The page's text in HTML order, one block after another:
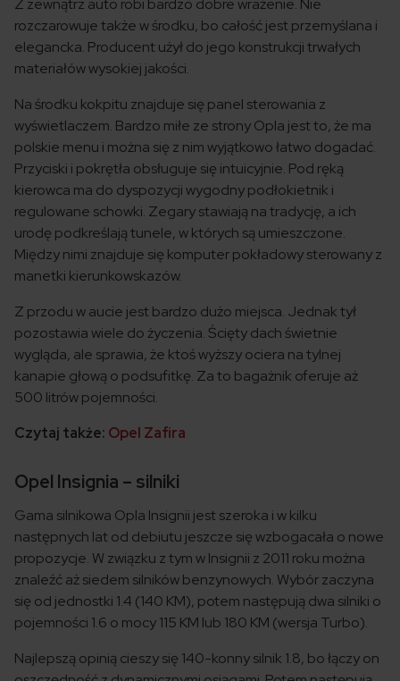
Z zewnątrz auto robi bardzo dobre wrażenie. Nie
rozczarowuje także w środku, bo całość jest przemyślana i
elegancka. Producent użył do jego konstrukcji trwałych
materiałów wysokiej jakości.
Na środku kokpitu znajduje się panel sterowania z
wyświetlaczem. Bardzo miłe ze strony Opla jest to, że ma
polskie menu i można się z nim wyjątkowo łatwo dogadać.
Przyciski i pokrętła obsługuje się intuicyjnie. Pod ręką
kierowca ma do dyspozycji wygodny podłokietnik i
regulowane schowki. Zegary stawiają na tradycję, a ich
urodę podkreślają tunele, w których są umieszczone.
Między nimi znajduje się komputer pokładowy sterowany z
manetki kierunkowskazów.
Z przodu w aucie jest bardzo dużo miejsca. Jednak tył
pozostawia wiele do życzenia. Ścięty dach świetnie
wygląda, ale sprawia, że ktoś wyższy ociera na tylnej
kanapie głową o podsufitkę. Za to bagażnik oferuje aż
500 litrów pojemności.
Czytaj także: Opel Zafira
Opel Insignia – silniki
Gama silnikowa Opla Insignii jest szeroka i w kilku
następnych lat od debiutu jeszcze się wzbogacała o nowe
propozycje. W związku z tym w Insignii z 2011 roku można
znaleźć aż siedem silników benzynowych. Wybór zaczyna
się od jednostki 1.4 (140 KM), potem następują dwa silniki o
pojemności 1.6 o mocy 115 KM lub 180 KM (wersja Turbo).
Najlepszą opinią cieszy się 140-konny silnik 1.8, bo łączy on